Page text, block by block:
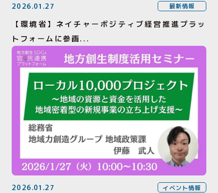
2026.01.27 最新情報
【環境省】ネイチャーポジティブ経営推進プラッ
トフォームに参画...
2026.01.27 イベント情報